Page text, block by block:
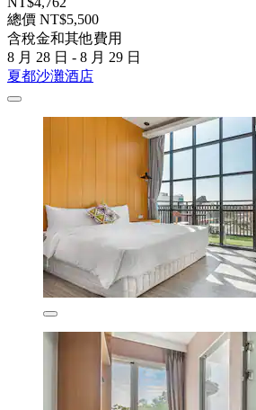
總價 NT$5,500
含稅金和其他費用
8 月 28 日 - 8 月 29 日
夏都沙灘酒店